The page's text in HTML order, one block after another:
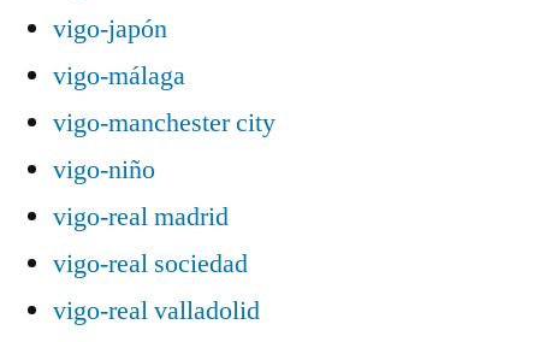
vigo-japón
vigo-málaga
vigo-manchester city
vigo-niño
vigo-real madrid
vigo-real sociedad
vigo-real valladolid